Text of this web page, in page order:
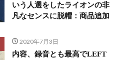
いう人選をしたライオンの非
凡なセンスに脱帽：商品追加
2020年7月3日
内容、録音とも最高でLEFT